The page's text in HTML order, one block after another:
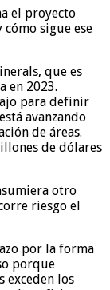
el proyecto
sigue ese
que es
en 2023.
para definir
avanzando
de áreas.
de dólares
otro
riesgo el
por la forma
porque
exceden los